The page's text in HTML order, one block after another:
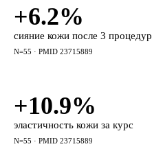
+6.2%
сияние кожи после 3 процедур
N=55 · PMID 23715889
+10.9%
эластичность кожи за курс
N=55 · PMID 23715889